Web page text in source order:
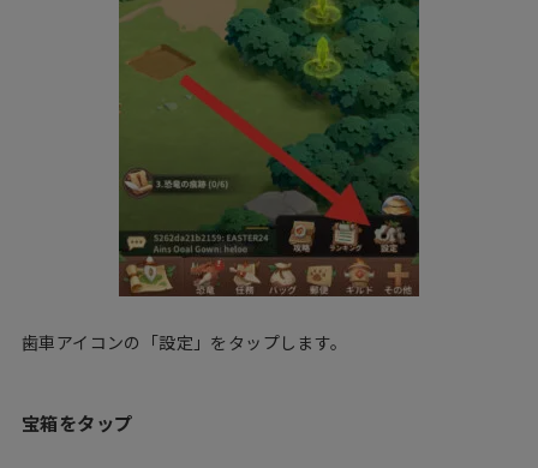
歯車アイコンの「設定」をタップします。
宝箱をタップ